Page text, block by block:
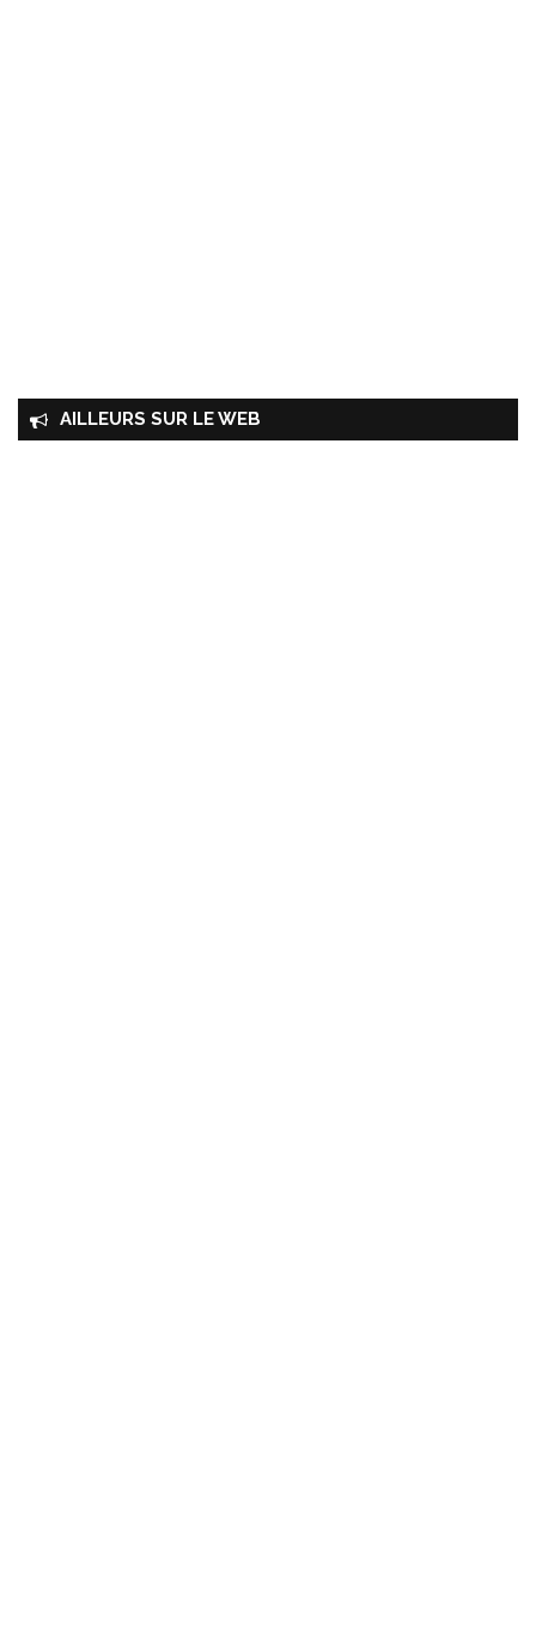
AILLEURS SUR LE WEB